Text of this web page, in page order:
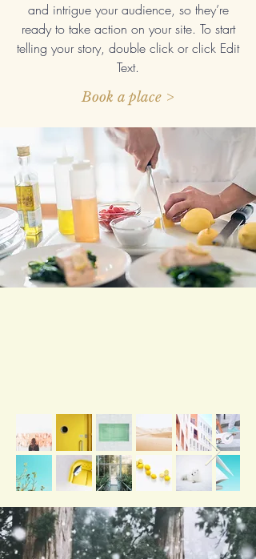
and intrigue your audience, so they’re
ready to take action on your site. To start
telling your story, double click or click Edit
Text.
Book a place >